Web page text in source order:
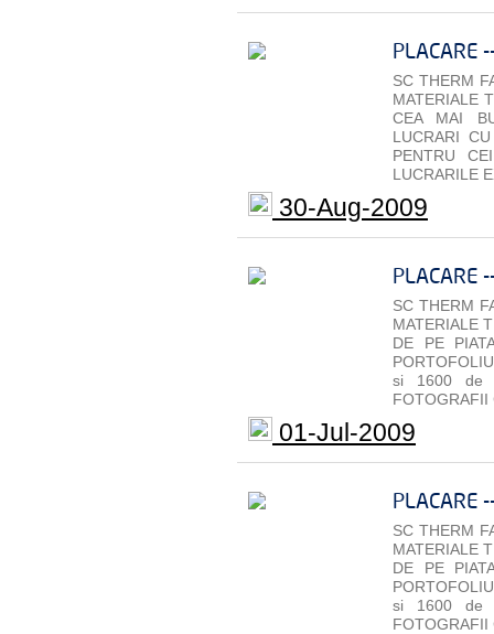
PLACARE
SC THERM
MATERIALE
CEA MAI
LUCRARI
PENTRU
LUCRARILE
30-Aug-2009
PLACARE
SC THERM
MATERIALE
DE PE
si 1600 de
FOTOGRAFII
01-Jul-2009
PLACARE
SC THERM
MATERIALE
DE PE
si 1600 de
FOTOGRAFII